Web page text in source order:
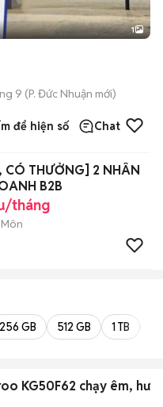
1
9 (P. Đức Nhuận mới)
để hiện số Chat
CÓ THƯỞNG] 2 NHÂN
B2B
tháng
256 GB 512 GB 1 TB
KG50F62 chạy êm, hư